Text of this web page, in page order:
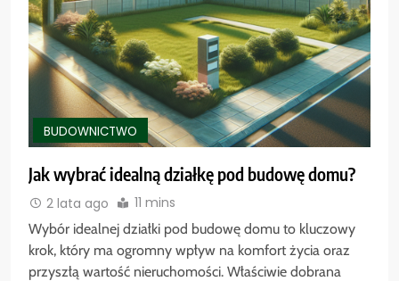
BUDOWNICTWO
Jak wybrać idealną działkę pod budowę domu?
2 lata ago 11 mins
Wybór idealnej działki pod budowę domu to kluczowy
krok, który ma ogromny wpływ na komfort życia oraz
przyszłą wartość nieruchomości. Właściwie dobrana